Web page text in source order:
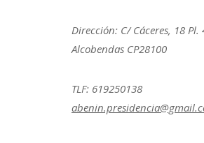
Dirección: C/ Cáceres, 18 Pl.
Alcobendas CP28100
TLF: 619250138